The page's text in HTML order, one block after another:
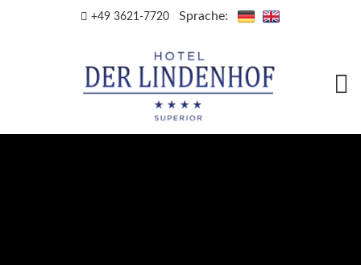
+49 3621-7720 Sprache: